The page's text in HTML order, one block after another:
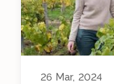
26 Mar, 2024